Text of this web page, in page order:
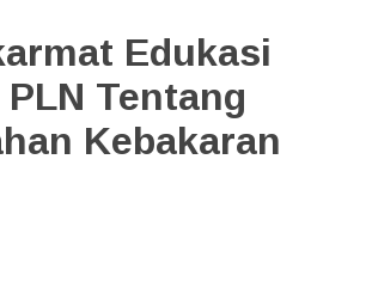
Edukasi
Tentang
Kebakaran